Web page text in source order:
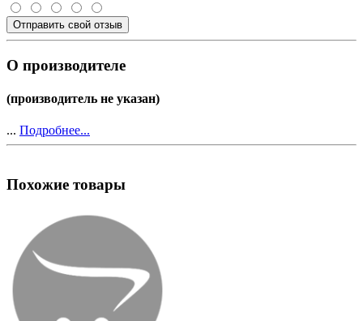
Отправить свой отзыв
О производителе
(производитель не указан)
... Подробнее...
Похожие товары